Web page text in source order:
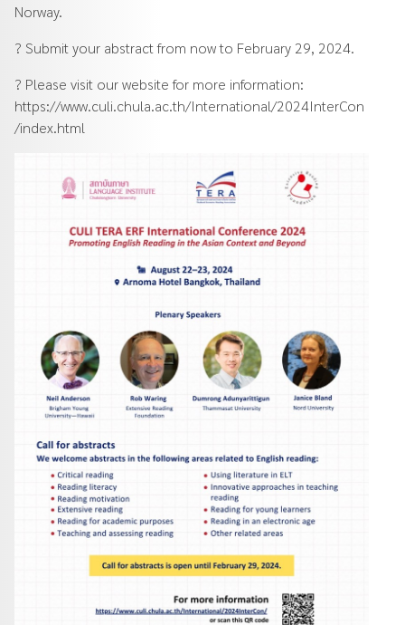
Norway.
? Submit your abstract from now to February 29, 2024.
? Please visit our website for more information:
https://www.culi.chula.ac.th/International/2024InterCon
/index.html